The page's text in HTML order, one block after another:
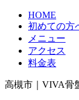
HOME
初めての方
メニュー
アクセス
料金表
高槻市｜VIVA骨